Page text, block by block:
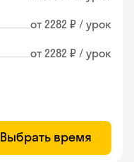
от 2282 ₽ / урок
от 2282 ₽ / урок
Выбрать время